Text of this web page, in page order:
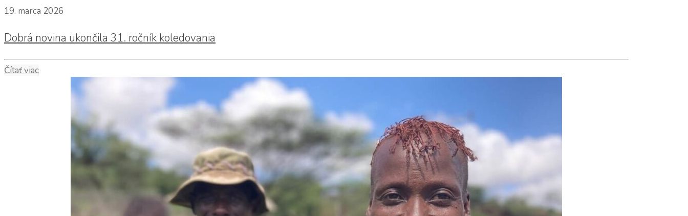
19. marca 2026
Dobrá novina ukončila 31. ročník koledovania
Čítať viac